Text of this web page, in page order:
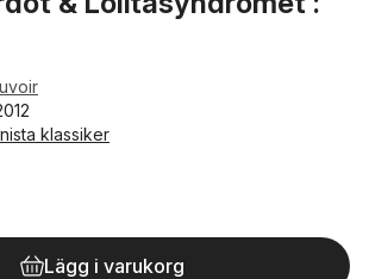
klassiker
antal röster:
Lägg i varukorg